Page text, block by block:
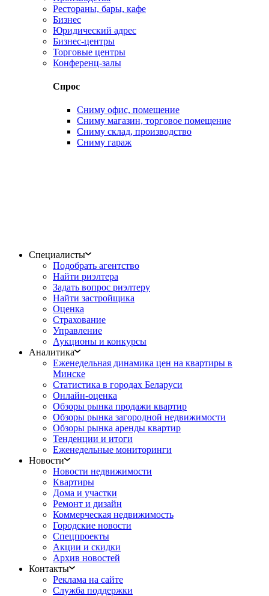
Рестораны, бары, кафе
Бизнес
Юридический адрес
Бизнес-центры
Торговые центры
Конференц-залы
Спрос
Сниму офис, помещение
Сниму магазин, торговое помещение
Сниму склад, производство
Сниму гараж
Специалисты
Подобрать агентство
Найти риэлтера
Задать вопрос риэлтеру
Найти застройщика
Оценка
Страхование
Управление
Аукционы и конкурсы
Аналитика
Еженедельная динамика цен на квартиры в
Минске
Статистика в городах Беларуси
Онлайн-оценка
Обзоры рынка продажи квартир
Обзоры рынка загородной недвижимости
Обзоры рынка аренды квартир
Тенденции и итоги
Еженедельные мониторинги
Новости
Новости недвижимости
Квартиры
Дома и участки
Ремонт и дизайн
Коммерческая недвижимость
Городские новости
Спецпроекты
Акции и скидки
Архив новостей
Контакты
Реклама на сайте
Служба поддержки